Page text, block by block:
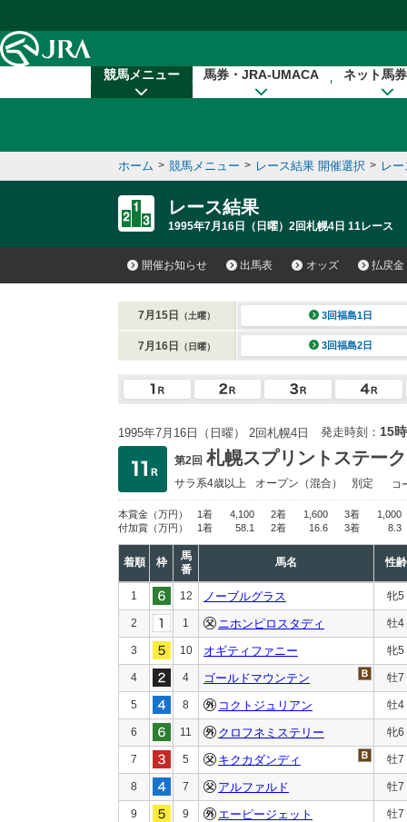
競馬メニュー 馬券・JRA-UMACA ネット馬
ホーム > 競馬メニュー > レース結果 開催選択 > レ
レース結果
1995年7月16日（日曜）2回札幌4日 11レース
開催お知らせ 出馬表 オッズ 払戻金
7月15日 （土曜） 3回福島1日
7月16日 （日曜） 3回福島2日
1995年7月16日（日曜） 2回札幌4日 発走時刻： 15
第2回 札幌スプリントステー
サラ系4歳以上 オープン （混合） 別定 コ
本賞金 （万円） 1着 4,100 2着 1,600 3着
1,000
付加賞 （万円） 1着 58.1 2着 16.6 3着 8.3
着順 枠
馬
番
馬名 性齢
1 12 ノーブルグラス 牝5
2 1 ニホンピロスタディ 牡4
3 10 オギティファニー 牝5
4 4 ゴールドマウンテン 牡7
5 8 コクトジュリアン 牡4
6 11 クロフネミステリー 牝6
7 5 キクカダンディ 牡7
8 7 アルファルド 牡7
9 9 エーピージェット 牡7